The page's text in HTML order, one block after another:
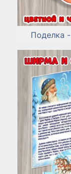
Поделка